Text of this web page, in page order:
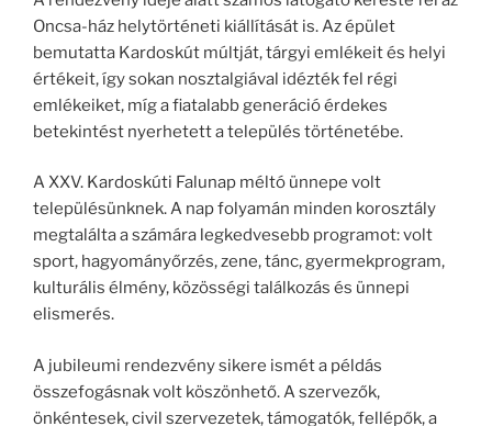
Oncsa-ház helytörténeti kiállítását is. Az épület
bemutatta Kardoskút múltját, tárgyi emlékeit és helyi
értékeit, így sokan nosztalgiával idézték fel régi
emlékeiket, míg a fiatalabb generáció érdekes
betekintést nyerhetett a település történetébe.
A XXV. Kardoskúti Falunap méltó ünnepe volt
településünknek. A nap folyamán minden korosztály
megtalálta a számára legkedvesebb programot: volt
sport, hagyományőrzés, zene, tánc, gyermekprogram,
kulturális élmény, közösségi találkozás és ünnepi
elismerés.
A jubileumi rendezvény sikere ismét a példás
összefogásnak volt köszönhető. A szervezők,
önkéntesek, civil szervezetek, támogatók, fellépők, a